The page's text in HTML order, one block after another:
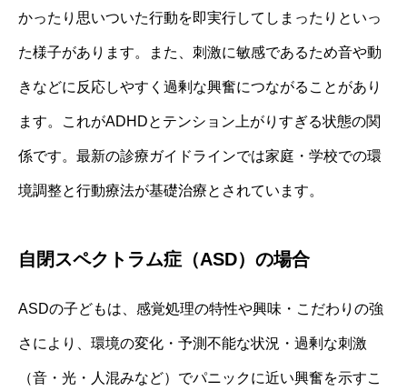
かったり思いついた行動を即実行してしまったりといっ
た様子があります。また、刺激に敏感であるため音や動
きなどに反応しやすく過剰な興奮につながることがあり
ます。これがADHDとテンション上がりすぎる状態の関
係です。最新の診療ガイドラインでは家庭・学校での環
境調整と行動療法が基礎治療とされています。
自閉スペクトラム症（ASD）の場合
ASDの子どもは、感覚処理の特性や興味・こだわりの強
さにより、環境の変化・予測不能な状況・過剰な刺激
（音・光・人混みなど）でパニックに近い興奮を示すこ